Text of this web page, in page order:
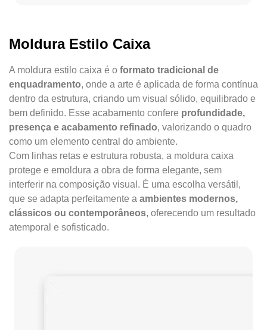
Moldura Estilo Caixa
A moldura estilo caixa é o formato tradicional de
enquadramento, onde a arte é aplicada de forma contínua
dentro da estrutura, criando um visual sólido, equilibrado e
bem definido. Esse acabamento confere profundidade,
presença e acabamento refinado, valorizando o quadro
como um elemento central do ambiente.
Com linhas retas e estrutura robusta, a moldura caixa
protege e emoldura a obra de forma elegante, sem
interferir na composição visual. É uma escolha versátil,
que se adapta perfeitamente a ambientes modernos,
clássicos ou contemporâneos, oferecendo um resultado
atemporal e sofisticado.